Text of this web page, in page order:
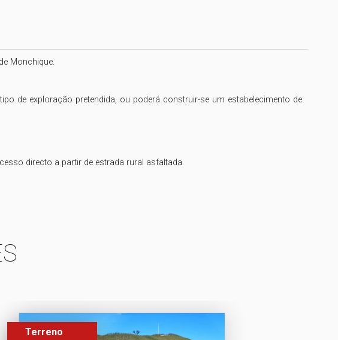
Monchique.
de exploração pretendida, ou poderá construir-se um estabelecimento de
Terreno